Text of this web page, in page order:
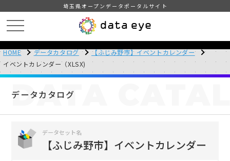
埼玉県オープンデータポータルサイト
HOME データカタログ
【ふじみ野市】イベントカレンダー
イベントカレンダー（XLSX)
データカタログ
DATA
データセット名
【ふじみ野市】イベントカレンダー